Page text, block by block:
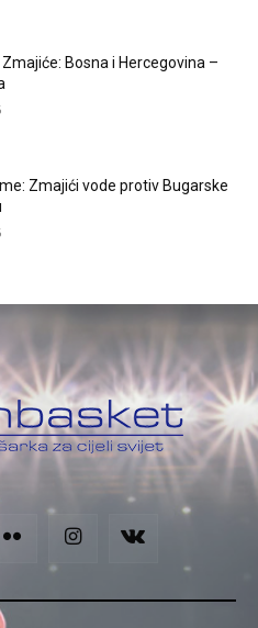
Bosna i Hercegovina –
Zmajići vode protiv Bugarske